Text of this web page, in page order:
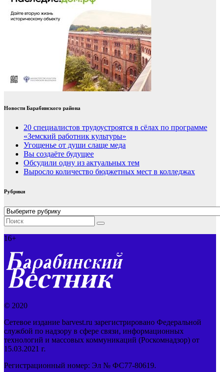
Новости Барабинского района
20 специалистов трудоустроятся в сёлах по программе
«Земский работник культуры»
Угощенье от души слаще меда
Вы создаёте будущее
Обсудили одну из актуальных тем
Выросло количество бюджетных мест в колледжах
Рубрики
Рубрики
16+
© 2020
Сетевое издание barvest.ru зарегистрировано Федеральной
службой по надзору в сфере связи, информационных
технологий и массовых коммуникаций (Роскомнадзор) от
15.03.2021 г.
Регистрационный номер: Эл № ФС77-80619.